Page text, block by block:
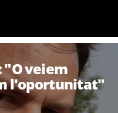
"O veiem
l'oportunitat"